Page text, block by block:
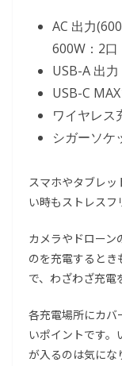
AC 出力
600W：2口
USB-A 出
USB-C
ワイヤレス
シガーソケ
スマホやタブレ
い時もストレスフ
カメラやドローン
のを充電するとき
で、わざわざ充電
各充電場所にカバ
いポイントです。
が入るのは気にな